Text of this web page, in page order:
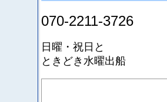
070-2211-3726
日曜・祝日と
ときどき水曜出船